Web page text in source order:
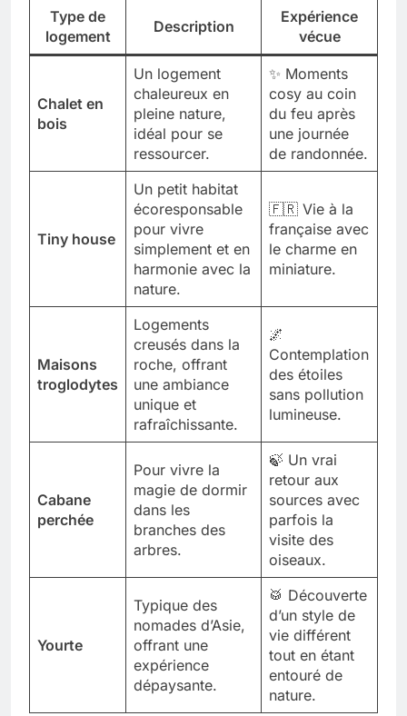
Type de
logement
Description
Expérience
vécue
Chalet en
bois
Un logement
chaleureux en
pleine nature,
idéal pour se
ressourcer.
✨ Moments
cosy au coin
du feu après
une journée
de randonnée.
Tiny house
Un petit habitat
écoresponsable
pour vivre
simplement et en
harmonie avec la
nature.
🇫🇷 Vie à la
française avec
le charme en
miniature.
Maisons
troglodytes
Logements
creusés dans la
roche, offrant
une ambiance
unique et
rafraîchissante.
🌌
Contemplation
des étoiles
sans pollution
lumineuse.
Cabane
perchée
Pour vivre la
magie de dormir
dans les
branches des
arbres.
🍃 Un vrai
retour aux
sources avec
parfois la
visite des
oiseaux.
Yourte
Typique des
nomades d’Asie,
offrant une
expérience
dépaysante.
🥁 Découverte
d’un style de
vie différent
tout en étant
entouré de
nature.